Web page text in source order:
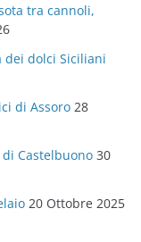
tra cannoli,
dei dolci Siciliani
di Assoro 28
Castelbuono 30
20 Ottobre 2025